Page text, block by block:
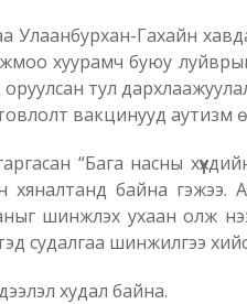
Улаанбурхан-Гахайн
хуурамч буюу луйврын
тул
вакцинууд аутизм
“Бага насны
байна гэжээ.
шинжлэх ухаан олж
судалгаа шинжилгээ
худал байна.